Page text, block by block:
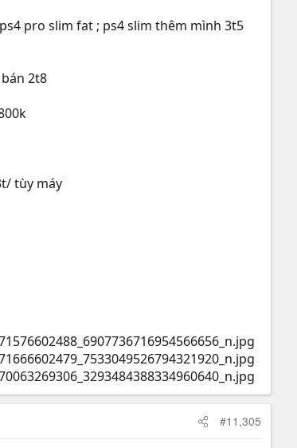
pro slim fat ; ps4 slim thêm mình 3t5
2t8
tùy máy
#11,305